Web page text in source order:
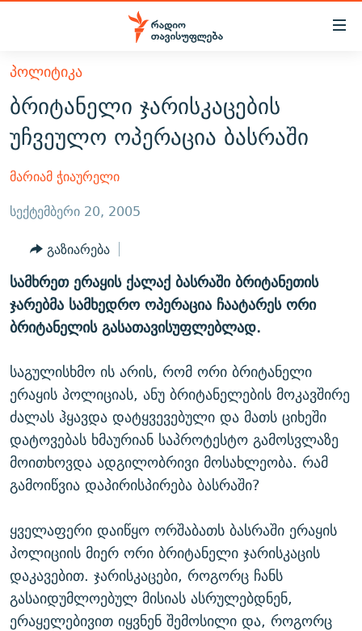
Accessibility
მთავარ
შინაარსზე
დაბრუნება
მთავარ
დაბრუნება
ძიებაზე
ᲐᲮᲐᲚᲘ ᲐᲛᲑᲔᲑᲘ
ᲗᲔᲛᲔᲑᲘ
ᲞᲝᲚᲘᲢᲘᲙᲐ
ᲔᲙᲝᲜᲝᲛᲘᲙᲐ
ᲡᲐᲖᲝᲒᲐᲓᲝᲔᲑᲐ
ᲡᲞᲝᲠᲢᲘ
ᲕᲘᲓᲔᲝ
ᲑᲚᲝᲒᲔᲑᲘ
ᲞᲝᲓᲙᲐᲡᲢᲔᲑᲘ
ᲜᲘᲙᲝᲡ ᲞᲝᲓᲙᲐᲡᲢᲘ
60 ᲓᲔᲪᲘᲑᲔᲚᲘ
ᲒᲐᲜᲙᲘᲗᲮᲕᲘᲡ ᲓᲦᲔ
ᲛᲝᲚᲐᲞᲐᲠᲐᲙᲔ ᲢᲔᲥᲡᲢᲔᲑᲘ
ᲨᲘᲜ - ᲣᲪᲮᲝᲔᲗᲨᲘ
ᲚᲘᲢᲔᲠᲐᲢᲣᲠᲣᲚᲘ ᲬᲐᲮᲜᲐᲒᲔᲑᲘ
ᲐᲛᲔᲠᲘᲙᲣᲚᲘ ᲛᲝᲗᲮᲠᲝᲑᲐ
ᲘᲛᲞᲔᲠᲘᲐ ᲓᲐ ᲠᲐᲓᲘᲝ
ᲗᲐᲕᲘᲡᲣᲤᲚᲔᲑᲘᲡ ᲛᲝᲜᲘᲢᲝᲠᲘ
ᲤᲔᲜᲝᲕᲐᲜᲘ - 2.10
ᲗᲥᲕᲔᲜᲘ ᲞᲣᲑᲚᲘᲙᲐᲪᲘᲔᲑᲘ
ᲞᲠᲝᲔᲥᲢᲔᲑᲘ
ᲣᲙᲠᲐᲘᲜᲐᲨᲘ ᲓᲐᲦᲣᲞᲣᲚᲘ ᲥᲐᲠᲗᲕᲔᲚᲘ ᲛᲔᲑᲠᲫᲝᲚᲔᲑᲘ - 2022
ᲩᲔᲛᲘ ᲡᲘᲙᲕᲓᲘᲚᲘᲡ ᲛᲘᲖᲔᲖᲘᲐ COVID-19
11 ᲬᲔᲚᲘ - 11 ᲐᲛᲑᲐᲕᲘ
ᲡᲐᲞᲐᲠᲚᲐᲛᲔᲜᲢᲝ ᲐᲠᲩᲔᲕᲜᲔᲑᲘᲡ ᲘᲡᲢᲝᲠᲘᲐ
ᲑᲐᲕᲨᲕᲔᲑᲘ ᲞᲠᲝᲡᲢᲘᲢᲣᲪᲘᲐᲨᲘ - ᲐᲛᲝᲣᲗᲥᲛᲔᲚᲘ ᲐᲛᲑᲐᲕᲘ
5 ᲐᲛᲑᲐᲕᲘ - 20 ᲘᲕᲜᲘᲡᲡ ᲓᲐᲨᲐᲕᲔᲑᲣᲚᲔᲑᲘ
ᲐᲒᲕᲘᲡᲢᲝᲡ ᲝᲛᲘ
ПРИВЕТ ᲙᲣᲚᲢᲣᲠᲐ
ЭХО КАВКАЗА
ᲒᲐᲛᲝᲘᲬᲔᲠᲔ
რთე/რთ-ის ყველა საიტი
ᲞᲝᲚᲘᲢᲘᲙᲐ
ბრიტანელი ჯარისკაცების
უჩვეულო ოპერაცია ბასრაში
მარიამ ჭიაურელი
სექტემბერი 20, 2005
გაზიარება
სამხრეთ ერაყის ქალაქ ბასრაში ბრიტანეთის
ჯარებმა სამხედრო ოპერაცია ჩაატარეს ორი
ბრიტანელის გასათავისუფლებლად.
საგულისხმო ის არის, რომ ორი ბრიტანელი
ერაყის პოლიციას, ანუ ბრიტანელების მოკავშირე
ძალას ჰყავდა დატყვევებული და მათს ციხეში
დატოვებას ხმაურიან საპროტესტო გამოსვლაზე
მოითხოვდა ადგილობრივი მოსახლეობა. რამ
გამოიწვია დაპირისპირება ბასრაში?
ყველაფერი დაიწყო ორშაბათს ბასრაში ერაყის
პოლიციის მიერ ორი ბრიტანელი ჯარისკაცის
დაკავებით. ჯარისკაცები, როგორც ჩანს
გასაიდუმლოებულ მისიას ასრულებდნენ,
ერაყელებივით იყვნენ შემოსილი და, როგორც